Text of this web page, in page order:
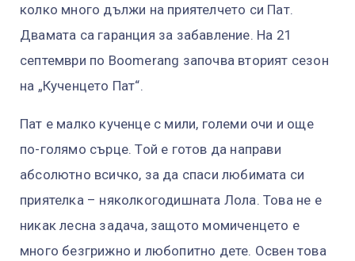
колко много дължи на приятелчето си Пат.
Двамата са гаранция за забавление. На 21
септември по Boomerang започва вторият сезон
на „Кученцето Пат“.
Пат е малко кученце с мили, големи очи и още
по-голямо сърце. Той е готов да направи
абсолютно всичко, за да спаси любимата си
приятелка – няколкогодишната Лола. Това не е
никак лесна задача, защото момиченцето е
много безгрижно и любопитно дете. Освен това